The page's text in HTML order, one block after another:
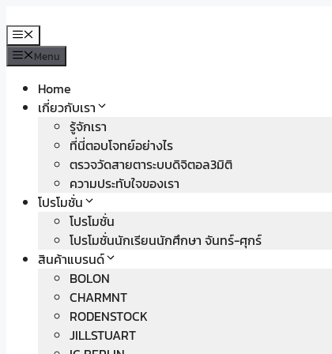
to
content
Menu
Menu
Home
เกี่ยวกับเรา
รู้จักเรา
ที่นี่ตอบโจทย์อย่างไร
ตรวจวัดสายตาระบบดิจิตอล3มิติ
ความประทับใจของเรา
โปรโมชั่น
โปรโมชั่น
โปรโมชั่นนักเรียนนักศึกษา จันทร์-ศุกร์
สินค้าแบรนด์
BOLON
CHARMNT
RODENSTOCK
JILLSTUART